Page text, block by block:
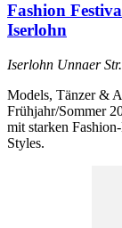
Fashion
Iserlohn
Iserlohn Unnaer
Models, Tänzer &
Frühjahr/Sommer
mit starken
Styles.